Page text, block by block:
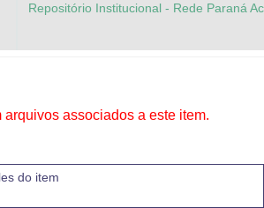
Repositório Institucional - Rede Paraná
arquivos associados a este item.
do item